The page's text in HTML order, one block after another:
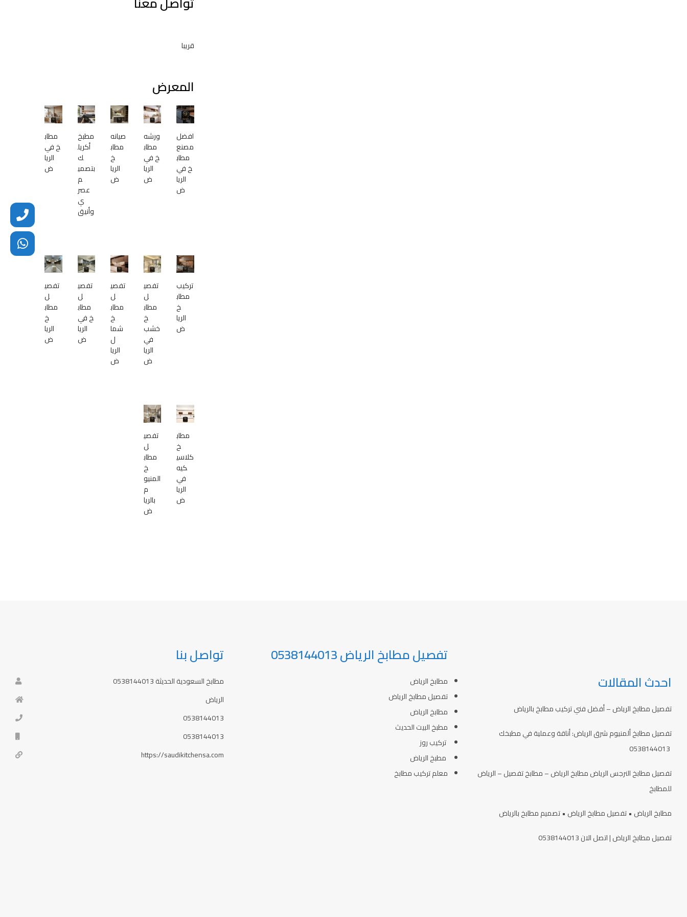
قريبا
المعرض
افضل
مصنع
مطاب
خ في
الريا
ض
ورشه
مطاب
خ في
الريا
ض
صيانه
مطاب
خ
الريا
ض
مطبخ
أكريل
ك
بتصمي
م
عصر
ي
وأنيق
مطاب
خ في
الريا
ض
تركيب
مطاب
خ
الريا
ض
تفصي
ل
مطاب
خ
خشب
في
الريا
ض
تفصي
ل
مطاب
خ
شما
ل
الريا
ض
تفصي
ل
مطاب
خ في
الريا
ض
تفصي
ل
مطاب
خ
الريا
ض
مطاب
خ
كلاسي
كيه
في
الريا
ض
تفصي
ل
مطاب
خ
المنيو
م
بالريا
ض
احدث المقالات
تفصيل مطابخ الرياض – أفضل فني تركيب مطابخ بالرياض
تفصيل مطابخ ألمنيوم شرق الرياض: أناقة وعملية في مطبخك
تفصيل مطابخ النرجس الرياض مطابخ الرياض – مطابخ تفصيل – الرياض
للمطابخ
مطابخ الرياض • تفصيل مطابخ الرياض • تصميم مطابخ بالرياض
تفصيل مطابخ الرياض | اتصل الان 0538144013
تفصيل مطابخ الرياض 0538144013
مطابخ الرياض
تفصيل مطابخ الرياض
مطابخ الرياض
مطبخ البيت الحديث
تركيب روز
مطبخ الرياض
معلم تركيب مطابخ
تواصل بنا
مطابخ السعودية الحديثة 0538144013
الرياض
0538144013
0538144013
https://saudikitchensa.com